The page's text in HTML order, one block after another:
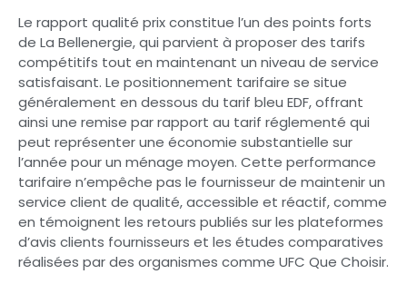
Le rapport qualité prix constitue l’un des points forts
de La Bellenergie, qui parvient à proposer des tarifs
compétitifs tout en maintenant un niveau de service
satisfaisant. Le positionnement tarifaire se situe
généralement en dessous du tarif bleu EDF, offrant
ainsi une remise par rapport au tarif réglementé qui
peut représenter une économie substantielle sur
l’année pour un ménage moyen. Cette performance
tarifaire n’empêche pas le fournisseur de maintenir un
service client de qualité, accessible et réactif, comme
en témoignent les retours publiés sur les plateformes
d’avis clients fournisseurs et les études comparatives
réalisées par des organismes comme UFC Que Choisir.